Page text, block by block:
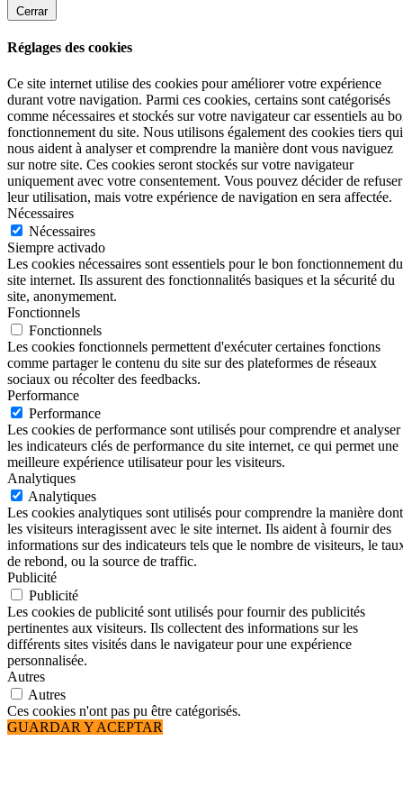
Cerrar
Réglages des cookies
Ce site internet utilise des cookies pour améliorer votre expérience
durant votre navigation. Parmi ces cookies, certains sont catégorisés
comme nécessaires et stockés sur votre navigateur car essentiels au
fonctionnement du site. Nous utilisons également des cookies tiers qui
nous aident à analyser et comprendre la manière dont vous naviguez
sur notre site. Ces cookies seront stockés sur votre navigateur
uniquement avec votre consentement. Vous pouvez décider de refuser
leur utilisation, mais votre expérience de navigation en sera affectée.
Nécessaires
Nécessaires
Siempre activado
Les cookies nécessaires sont essentiels pour le bon fonctionnement du
site internet. Ils assurent des fonctionnalités basiques et la sécurité du
site, anonymement.
Fonctionnels
Fonctionnels
Les cookies fonctionnels permettent d'exécuter certaines fonctions
comme partager le contenu du site sur des plateformes de réseaux
sociaux ou récolter des feedbacks.
Performance
Performance
Les cookies de performance sont utilisés pour comprendre et analyser
les indicateurs clés de performance du site internet, ce qui permet une
meilleure expérience utilisateur pour les visiteurs.
Analytiques
Analytiques
Les cookies analytiques sont utilisés pour comprendre la manière dont
les visiteurs interagissent avec le site internet. Ils aident à fournir des
informations sur des indicateurs tels que le nombre de visiteurs, le
de rebond, ou la source de traffic.
Publicité
Publicité
Les cookies de publicité sont utilisés pour fournir des publicités
pertinentes aux visiteurs. Ils collectent des informations sur les
différents sites visités dans le navigateur pour une expérience
personnalisée.
Autres
Autres
Ces cookies n'ont pas pu être catégorisés.
GUARDAR Y ACEPTAR